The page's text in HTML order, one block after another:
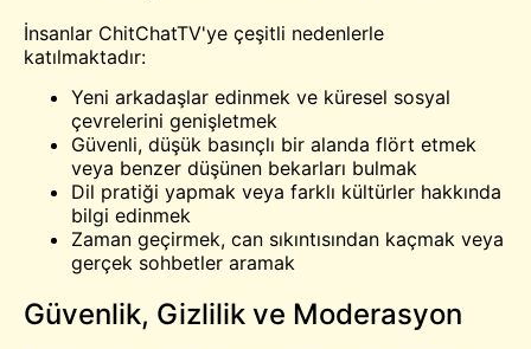
İnsanlar ChitChatTV'ye çeşitli nedenlerle
katılmaktadır:
Yeni arkadaşlar edinmek ve küresel sosyal
çevrelerini genişletmek
Güvenli, düşük basınçlı bir alanda flört etmek
veya benzer düşünen bekarları bulmak
Dil pratiği yapmak veya farklı kültürler hakkında
bilgi edinmek
Zaman geçirmek, can sıkıntısından kaçmak veya
gerçek sohbetler aramak
Güvenlik, Gizlilik ve Moderasyon